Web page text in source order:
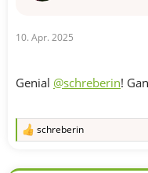
10. Apr. 2025
Genial @schreberin!
R
schreberin